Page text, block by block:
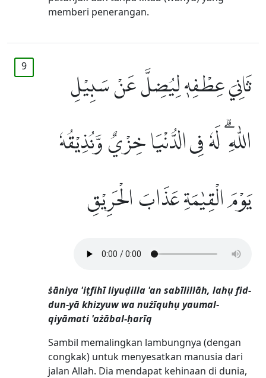
memberi penerangan.
9
ثَانِيَ عِطْفِهٖ لِيُضِلَّ عَنْ سَبِيْلِ
اللّٰهِ ۗ لَهٗ فِى الدُّنْيَا خِزْيٌ وَّنُذِيْقُهٗ
يَوْمَ الْقِيٰمَةِ عَذَابَ الْحَرِيْقِ
ṡāniya 'iṭfihī liyuḍilla 'an sabīlillāh, lahụ fid-
dun-yā khizyuw wa nużīquhụ yaumal-
qiyāmati 'ażābal-ḥarīq
Sambil memalingkan lambungnya (dengan
congkak) untuk menyesatkan manusia dari
jalan Allah. Dia mendapat kehinaan di dunia,